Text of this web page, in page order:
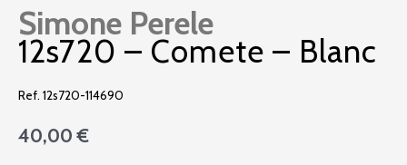
Simone Perele
12s720 – Comete – Blanc
Ref. 12s720-114690
40,00€